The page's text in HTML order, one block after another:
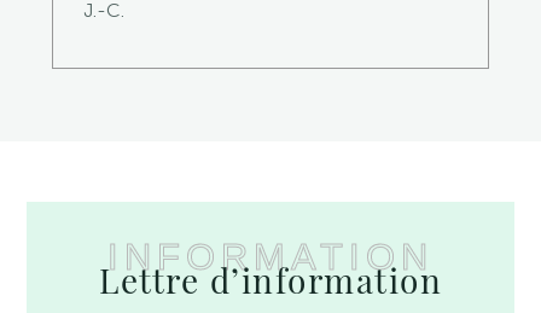
J.-C.
INFORMATION
Lettre d’information